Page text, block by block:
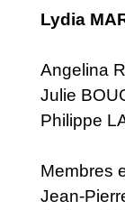
Lydia
Angelina
Julie
Philippe
Membres
Jean-